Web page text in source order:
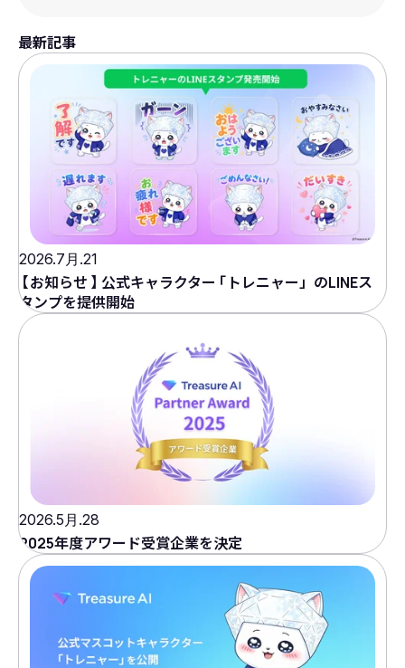
最新記事
2026.7月.21
【お知らせ 】 公式キャラクター 「 トレニャー」のLINEス
タンプを提供開始
2026.5月.28
2025年度アワード受賞企業を決定